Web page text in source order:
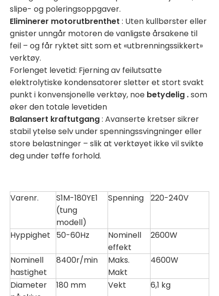
slipe- og poleringsoppgaver.
Eliminerer motorutbrenthet : Uten kullbørster eller
gnister unngår motoren de vanligste årsakene til
feil – og får ryktet sitt som et «utbrenningssikkert»
verktøy.
Forlenget levetid: Fjerning av feilutsatte
elektrolytiske kondensatorer sletter et stort svakt
punkt i konvensjonelle verktøy, noe betydelig .som
øker den totale levetiden
Balansert kraftutgang: Avanserte kretser sikrer
stabil ytelse selv under spenningssvingninger eller
store belastninger – slik at verktøyet ikke vil svikte
deg under tøffe forhold.
Varenr.
S1M-180YE1
(tung
modell)
Spenning 220-240V
Hyppighet 50-60Hz
Nominell
effekt
2600W
Nominell
hastighet
8400r/min
Maks.
Makt
4600W
Diameter
180 mm Vekt 6,1 kg